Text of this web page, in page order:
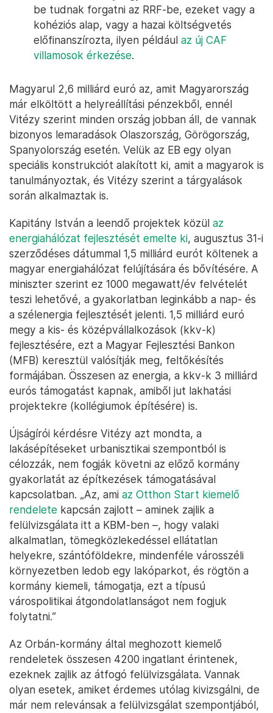
be tudnak forgatni az RRF-be, ezeket vagy a
kohéziós alap, vagy a hazai költségvetés
előfinanszírozta, ilyen például az új CAF
villamosok érkezése.
Magyarul 2,6 milliárd euró az, amit Magyarország
már elköltött a helyreállítási pénzekből, ennél
Vitézy szerint minden ország jobban áll, de vannak
bizonyos lemaradások Olaszország, Görögország,
Spanyolország esetén. Velük az EB egy olyan
speciális konstrukciót alakított ki, amit a magyarok is
tanulmányoztak, és Vitézy szerint a tárgyalások
során alkalmaztak is.
Kapitány István a leendő projektek közül az
energiahálózat fejlesztését emelte ki, augusztus 31-i
szerződéses dátummal 1,5 milliárd eurót költenek a
magyar energiahálózat felújítására és bővítésére. A
miniszter szerint ez 1000 megawatt/év felvételét
teszi lehetővé, a gyakorlatban leginkább a nap- és
a szélenergia fejlesztését jelenti. 1,5 milliárd euró
megy a kis- és középvállalkozások (kkv-k)
fejlesztésére, ezt a Magyar Fejlesztési Bankon
(MFB) keresztül valósítják meg, feltőkésítés
formájában. Összesen az energia, a kkv-k 3 milliárd
eurós támogatást kapnak, amiből jut lakhatási
projektekre (kollégiumok építésére) is.
Újságírói kérdésre Vitézy azt mondta, a
lakásépítéseket urbanisztikai szempontból is
célozzák, nem fogják követni az előző kormány
gyakorlatát az építkezések támogatásával
kapcsolatban. „Az, ami az Otthon Start kiemelő
rendelete kapcsán zajlott – aminek zajlik a
felülvizsgálata itt a KBM-ben –, hogy valaki
alkalmatlan, tömegközlekedéssel ellátatlan
helyekre, szántóföldekre, mindenféle városszéli
környezetben ledob egy lakóparkot, és rögtön a
kormány kiemeli, támogatja, ezt a típusú
várospolitikai átgondolatlanságot nem fogjuk
folytatni.”
Az Orbán-kormány által meghozott kiemelő
rendeletek összesen 4200 ingatlant érintenek,
ezeknek zajlik az átfogó felülvizsgálata. Vannak
olyan esetek, amiket érdemes utólag kivizsgálni, de
már nem relevánsak a felülvizsgálat szempontjából,